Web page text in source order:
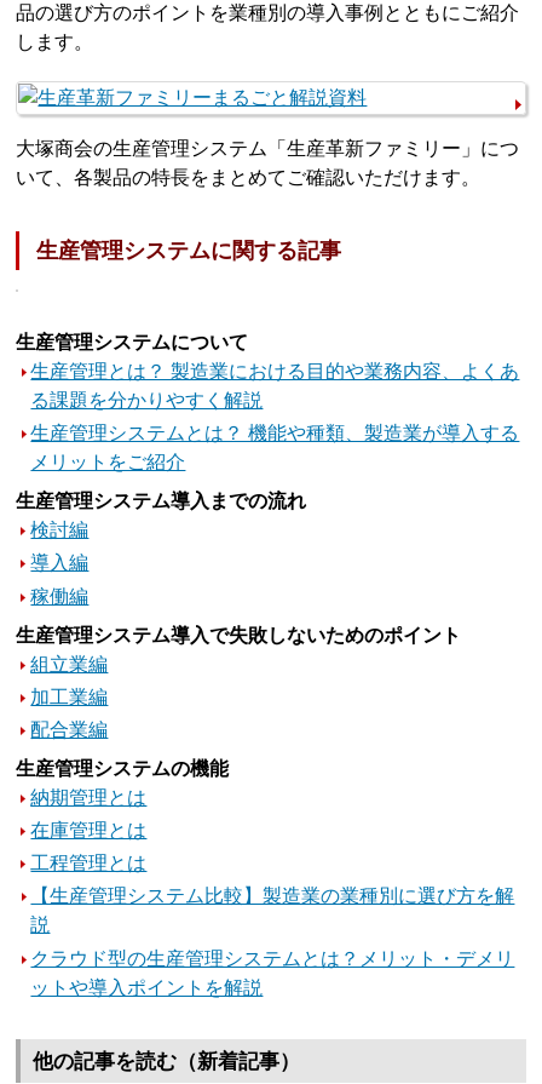
品の選び方のポイントを業種別の導入事例とともにご紹介
します。
大塚商会の生産管理システム「生産革新ファミリー」につ
いて、各製品の特長をまとめてご確認いただけます。
生産管理システムに関する記事
生産管理システムについて
生産管理とは？ 製造業における目的や業務内容、よくあ
る課題を分かりやすく解説
生産管理システムとは？ 機能や種類、製造業が導入する
メリットをご紹介
生産管理システム導入までの流れ
検討編
導入編
稼働編
生産管理システム導入で失敗しないためのポイント
組立業編
加工業編
配合業編
生産管理システムの機能
納期管理とは
在庫管理とは
工程管理とは
【生産管理システム比較】製造業の業種別に選び方を解
説
クラウド型の生産管理システムとは？メリット・デメリ
ットや導入ポイントを解説
他の記事を読む（新着記事）